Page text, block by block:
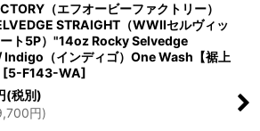
（エフオービーファクトリー）
STRAIGHT（WWIIセルヴィッ
ト5P）"14oz Rocky Selvedge
（インディゴ）One Wash【裾上
[5-F143-WA]
(税別)
円)